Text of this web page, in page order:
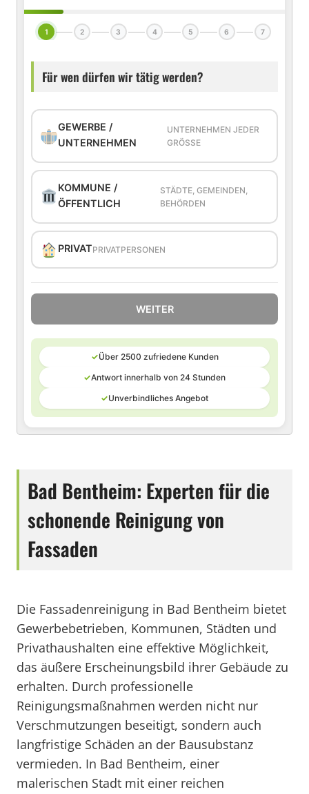
1 2 3 4 5 6 7
Für wen dürfen wir tätig werden?
GEWERBE /
UNTERNEHMEN
UNTERNEHMEN JEDER
GRÖSSE
KOMMUNE /
ÖFFENTLICH
STÄDTE, GEMEINDEN,
BEHÖRDEN
PRIVATPRIVATPERSONEN
WEITER
✓Über 2500 zufriedene Kunden
✓Antwort innerhalb von 24 Stunden
✓Unverbindliches Angebot
Bad Bentheim: Experten für die
schonende Reinigung von
Fassaden
Die Fassadenreinigung in Bad Bentheim bietet
Gewerbebetrieben, Kommunen, Städten und
Privathaushalten eine effektive Möglichkeit,
das äußere Erscheinungsbild ihrer Gebäude zu
erhalten. Durch professionelle
Reinigungsmaßnahmen werden nicht nur
Verschmutzungen beseitigt, sondern auch
langfristige Schäden an der Bausubstanz
vermieden. In Bad Bentheim, einer
malerischen Stadt mit einer reichen